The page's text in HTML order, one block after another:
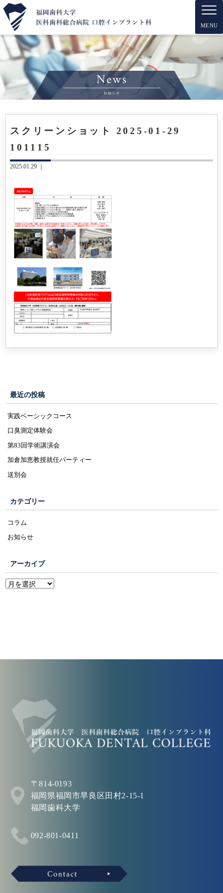
MENU
スクリーンショット 2025-01-29
101115
2025.01.29 ｜
最近の投稿
実践ベーシックコース
口臭測定体験会
第83回学術講演会
加倉加恵教授就任パーティー
送別会
カテゴリー
コラム
お知らせ
アーカイブ
〒814-0193
福岡県福岡市早良区田村2-15-1
福岡歯科大学
092-801-0411